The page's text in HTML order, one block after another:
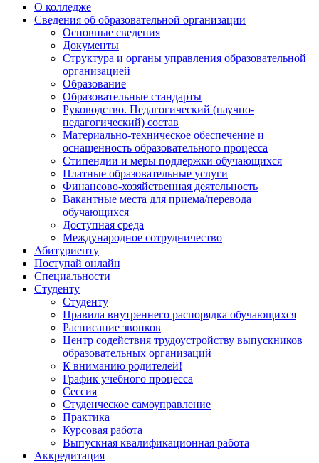
О колледже
Сведения об образовательной организации
Основные сведения
Документы
Структура и органы управления образовательной
организацией
Образование
Образовательные стандарты
Руководство. Педагогический (научно-
педагогический) состав
Материально-техническое обеспечение и
оснащенность образовательного процесса
Стипендии и меры поддержки обучающихся
Платные образовательные услуги
Финансово-хозяйственная деятельность
Вакантные места для приема/перевода
обучающихся
Доступная среда
Международное сотрудничество
Абитуриенту
Поступай онлайн
Специальности
Студенту
Студенту
Правила внутреннего распорядка обучающихся
Расписание звонков
Центр содействия трудоустройству выпускников
образовательных организаций
К вниманию родителей!
График учебного процесса
Сессия
Студенческое самоуправление
Практика
Курсовая работа
Выпускная квалификационная работа
Аккредитация